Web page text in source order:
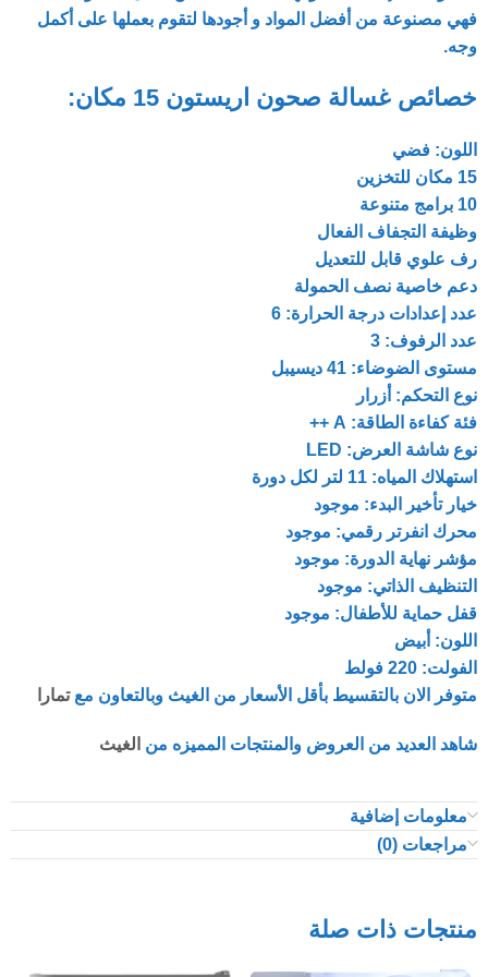
فهي مصنوعة من أفضل المواد و أجودها لتقوم بعملها على أكمل
وجه.
خصائص غسالة صحون اريستون 15 مكان:
اللون: فضي
15 مكان للتخزين
10 برامج متنوعة
وظيفة التجفاف الفعال
رف علوي قابل للتعديل
دعم خاصية نصف الحمولة
عدد إعدادات درجة الحرارة: 6
عدد الرفوف: 3
مستوى الضوضاء: 41 ديسيبل
نوع التحكم: أزرار
فئة كفاءة الطاقة: A ++
نوع شاشة العرض: LED
استهلاك المياه: 11 لتر لكل دورة
خيار تأخير البدء: موجود
محرك انفرتر رقمي: موجود
مؤشر نهاية الدورة: موجود
التنظيف الذاتي: موجود
قفل حماية للأطفال: موجود
اللون: أبيض
الفولت: 220 فولط
متوفر الان بالتقسيط بأقل الأسعار من الغيث وبالتعاون معتمارا
شاهد العديد من العروض والمنتجات المميزه من الغيث
معلومات إضافية
مراجعات (0)
منتجات ذات صلة